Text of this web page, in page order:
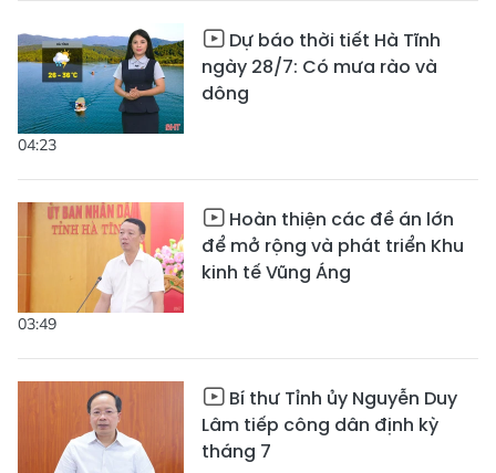
04:23
Dự báo thời tiết Hà Tĩnh
ngày 28/7: Có mưa rào và
dông
03:49
Hoàn thiện các đề án lớn
để mở rộng và phát triển Khu
kinh tế Vũng Áng
Bí thư Tỉnh ủy Nguyễn Duy
Lâm tiếp công dân định kỳ
tháng 7